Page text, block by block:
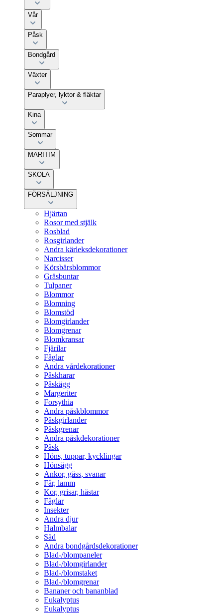
Vår
Påsk
Bondgård
Växter
Paraplyer, lyktor & fläktar
Kina
Sommar
MARITIM
SKOLA
FÖRSÄLJNING
Hjärtan
Rosor med stjälk
Rosblad
Rosgirlander
Andra kärleksdekorationer
Narcisser
Körsbärsblommor
Gräsbuntar
Tulpaner
Blommor
Blomning
Blomstöd
Blomgirlander
Blomgrenar
Blomkransar
Fjärilar
Fåglar
Andra vårdekorationer
Påskharar
Påskägg
Margeriter
Forsythia
Andra påskblommor
Påskgirlander
Påskgrenar
Andra påskdekorationer
Påsk
Höns, tuppar, kycklingar
Hönsägg
Ankor, gäss, svanar
Får, lamm
Kor, grisar, hästar
Fåglar
Insekter
Andra djur
Halmbalar
Säd
Andra bondgårdsdekorationer
Blad-/blompaneler
Blad-/blomgirlander
Blad-/blomstaket
Blad-/blomgrenar
Bananer och bananblad
Eukalyptus
Eukalyptus